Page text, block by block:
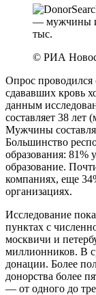
© РИА
Опрос проводился
сдававших кровь
данным
составляет 38
Мужчины
Большинство
образования: 81%
образование.
компаниях, еще
организациях.
Исследование
пунктах с
москвичи и
миллионников. В
донации. Более
донорства более
— от одного до